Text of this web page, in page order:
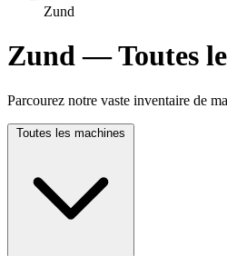
Zund
Zund — Toutes
Parcourez notre vaste inventaire de
Toutes les machines